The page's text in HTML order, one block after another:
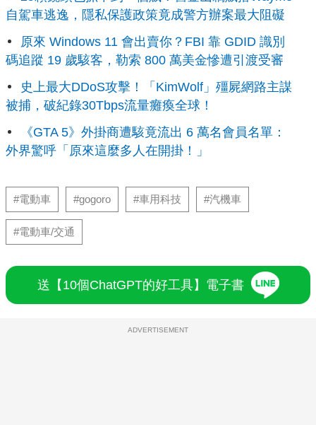
自駕車逃逸，隱私保護政策竟成警方辦案最大阻礙
原來 Windows 11 會出賣你？FBI 靠 GDID 識別
碼追蹤 19 歲駭客，勒索 800 萬美金慘遭引渡受審
史上最大DDoS攻擊！「KimWolf」殭屍網路主謀
被捕，破紀錄30Tbps流量癱瘓全球！
《GTA 5》外掛商遭駭竟流出 6 萬名會員名單：
外界驚呼「原來這麼多人在開掛！」
#電動車 #gogoro #車用科技 #汽機車
#電動車/交通
送【10個ChatGPT的好工具】電子書
ADVERTISEMENT